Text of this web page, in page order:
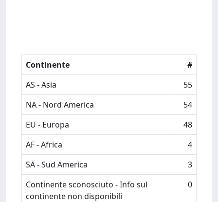
Continente
#
AS - Asia
55
NA - Nord America
54
EU - Europa
48
AF - Africa
4
SA - Sud America
3
Continente sconosciuto - Info sul
continente non disponibili
0